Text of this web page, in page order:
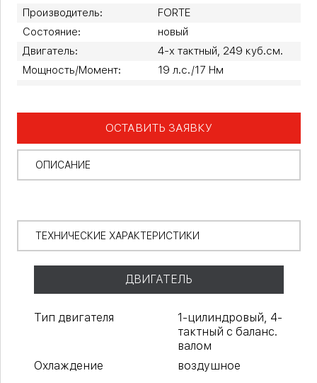
Производитель:
FORTE
Состояние:
новый
Двигатель:
4-х тактный, 249 куб.см.
Мощность/Момент:
19 л.с./17 Нм
ОСТАВИТЬ ЗАЯВКУ
ОПИСАНИЕ
ТЕХНИЧЕСКИЕ ХАРАКТЕРИСТИКИ
ДВИГАТЕЛЬ
Тип двигателя
1-цилиндровый, 4-
тактный с баланс.
валом
Охлаждение
воздушное